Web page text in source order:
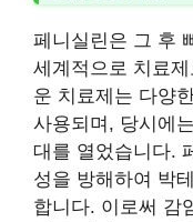
페니실린은 그 후
세계적으로 치료
운 치료제는 다양
사용되며, 당시에
대를 열었습니다.
성을 방해하여 박
합니다. 이로써 감